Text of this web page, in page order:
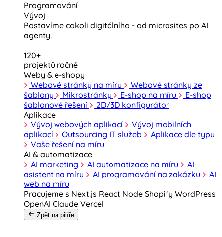
Programování
Vývoj
Postavíme cokoli digitálního - od microsites po AI
agenty.
120+
projektů ročně
Weby & e-shopy
Webové stránky na míru
Webové stránky ze
šablony
Mikrostránky E-shop na míru
E-shop
šablonové řešení
2D/3D konfigurátor
Aplikace
Vývoj webových aplikací
Vývoj mobilních
aplikací
Outsourcing IT služeb
Aplikace dle typu
Vaše řešení na míru
AI & automatizace
AI marketing
AI automatizace na míru
AI
asistent na míru
AI programování na zakázku
AI
web na míru
Pracujeme s Next.js React Node Shopify WordPress
OpenAI Claude Vercel
Zpět na pilíře